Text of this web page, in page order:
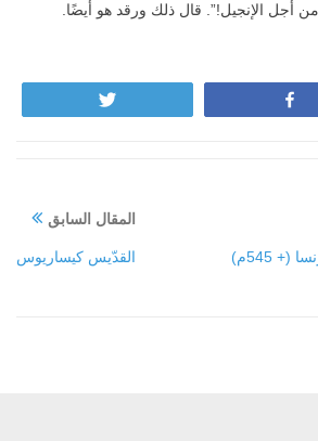
أجل الإنجيل!”. قال ذلك ورقد هو أيضًا.
المقال السابق
القدّيس كيساريوس 545م)